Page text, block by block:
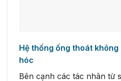
Hệ thống ống thoát
hóc
Bên cạnh các tác nhân từ